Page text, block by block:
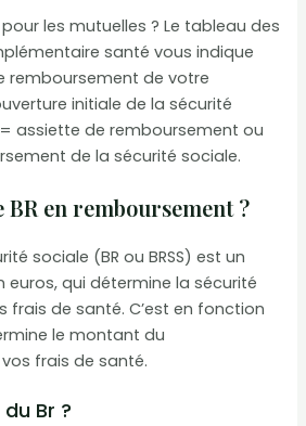
pour les mutuelles ? Le tableau des
santé vous indique
remboursement de votre
initiale de la sécurité
= assiette de remboursement ou
de la sécurité sociale.
BR en remboursement ?
sociale (BR ou BRSS) est un
qui détermine la sécurité
frais de santé. C’est en fonction
le montant du
frais de santé.
Br ?